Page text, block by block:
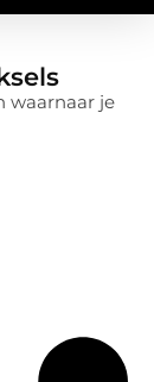
waarnaar je